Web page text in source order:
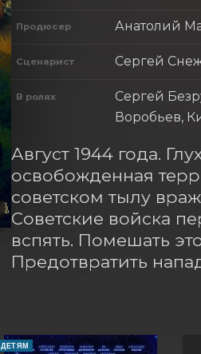
Продюсер Анатолий
Сценарист Сергей
В ролях
Сергей
Воробьев,
Август 1944 года.
освобожденная
советском тылу
Советские войска
вспять. Помешать
Предотвратить
ДЕТЯМ